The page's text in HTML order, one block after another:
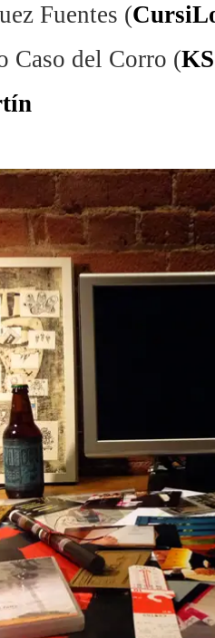
Fuentes (
Caso del Corro (